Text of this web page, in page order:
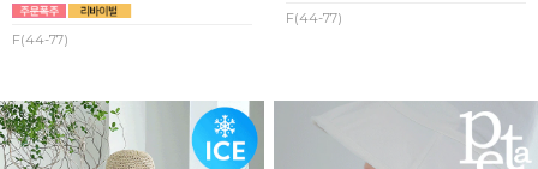
F(44-77)
F(44-77)